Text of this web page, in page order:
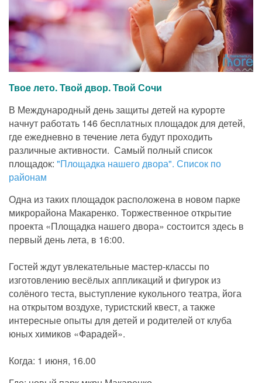
Твое лето. Твой двор. Твой Сочи
В Международный день защиты детей на курорте
начнут работать 146 бесплатных площадок для детей,
где ежедневно в течение лета будут проходить
различные активности. Самый полный список
площадок: "Площадка нашего двора". Список по
районам
Одна из таких площадок расположена в новом парке
микрорайона Макаренко. Торжественное открытие
проекта «Площадка нашего двора» состоится здесь в
первый день лета, в 16:00.
Гостей ждут увлекательные мастер-классы по
изготовлению весёлых аппликаций и фигурок из
солёного теста, выступление кукольного театра, йога
на открытом воздухе, туристский квест, а также
интересные опыты для детей и родителей от клуба
юных химиков «Фарадей».
Когда: 1 июня, 16.00